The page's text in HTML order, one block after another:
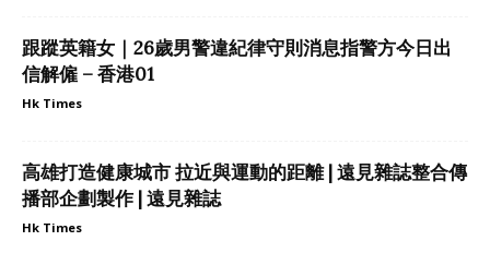
跟蹤英籍女｜26歲男警違紀律守則消息指警方今日出
信解僱 – 香港01
Hk Times
高雄打造健康城市 拉近與運動的距離 | 遠見雜誌整合傳
播部企劃製作 | 遠見雜誌
Hk Times